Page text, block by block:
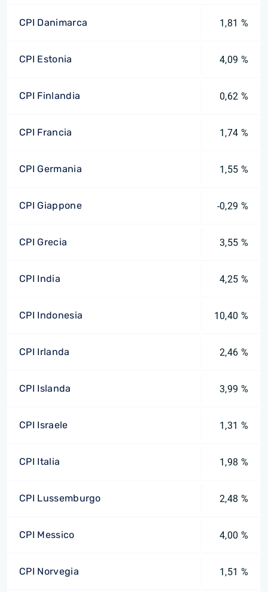
CPI Danimarca 1,81 %
CPI Estonia 4,09 %
CPI Finlandia 0,62 %
CPI Francia 1,74 %
CPI Germania 1,55 %
CPI Giappone -0,29 %
CPI Grecia 3,55 %
CPI India 4,25 %
CPI Indonesia 10,40 %
CPI Irlanda 2,46 %
CPI Islanda 3,99 %
CPI Israele 1,31 %
CPI Italia 1,98 %
CPI Lussemburgo 2,48 %
CPI Messico 4,00 %
CPI Norvegia 1,51 %